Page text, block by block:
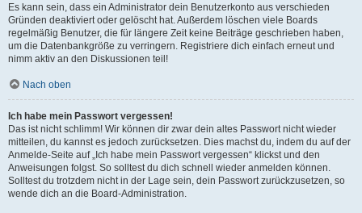
Es kann sein, dass ein Administrator dein Benutzerkonto aus verschieden
Gründen deaktiviert oder gelöscht hat. Außerdem löschen viele Boards
regelmäßig Benutzer, die für längere Zeit keine Beiträge geschrieben haben,
um die Datenbankgröße zu verringern. Registriere dich einfach erneut und
nimm aktiv an den Diskussionen teil!
Nach oben
Ich habe mein Passwort vergessen!
Das ist nicht schlimm! Wir können dir zwar dein altes Passwort nicht wieder
mitteilen, du kannst es jedoch zurücksetzen. Dies machst du, indem du auf der
Anmelde-Seite auf „Ich habe mein Passwort vergessen“ klickst und den
Anweisungen folgst. So solltest du dich schnell wieder anmelden können.
Solltest du trotzdem nicht in der Lage sein, dein Passwort zurückzusetzen, so
wende dich an die Board-Administration.